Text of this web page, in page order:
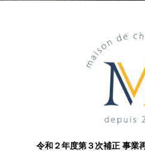
令和２年度第３次補正 事業